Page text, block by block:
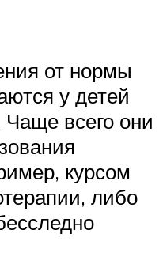
от нормы
у детей
Чаще всего они
курсом
либо